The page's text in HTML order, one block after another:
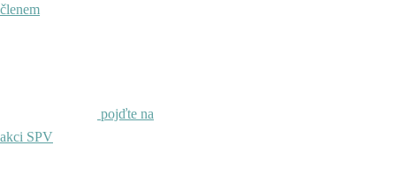
členem
pojďte na
akci SPV